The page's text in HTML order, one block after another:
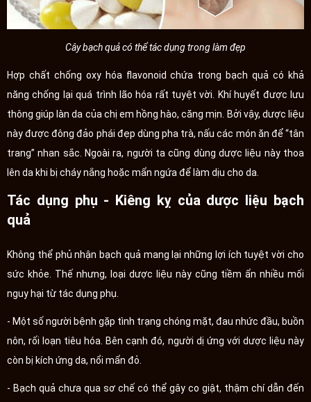
Cây bạch quả có thể tác dụng trong làm đẹp
Hợp chất chống oxy hóa flavonoid chứa trong bạch quả có khả
năng chống lại quá trình lão hóa rất tuyệt vời. Khí huyết được lưu
thông giúp làn da của chị em hồng hào, căng mịn. Bởi vậy, dược liệu
này được đông đảo phái đẹp dùng pha trà, nấu các món ăn để “tân
trang” nhan sắc. Ngoài ra, người ta cũng dùng dược liệu này thoa
lên da khi bị cháy nắng hoặc mẩn ngứa để làm dịu cho da.
Tác dụng phụ - Kiêng kỵ của dược liệu bạch
quả
Không thể phủ nhận bạch quả mang lại những lợi ích tuyệt vời cho
sức khỏe. Thế nhưng, loại dược liệu này cũng tiềm ẩn nhiều mối
nguy hại từ tác dụng phụ.
- Một số người bệnh gặp tình trạng chóng mặt, đau nhức đầu, buồn
nôn, rối loạn tiêu hóa. Bên cạnh đó, người dị ứng với dược liệu này
còn bị kích ứng da, nổi mẩn đỏ.
- Bạch quả chưa qua sơ chế có thể gây co giật, thậm chí dẫn đến